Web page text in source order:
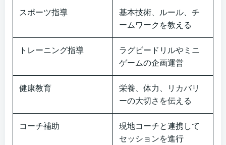
スポーツ指導
基本技術、ルール、チ
ームワークを教える
トレーニング指導
ラグビードリルやミニ
ゲームの企画運営
健康教育
栄養、体力、リカバリ
ーの大切さを伝える
コーチ補助
現地コーチと連携して
セッションを進行